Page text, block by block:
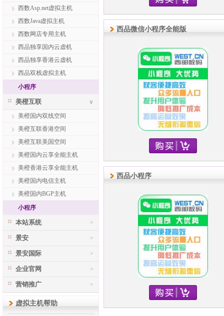
西数Asp.net虚拟主机
西数Java虚拟主机
西数网店专用主机
西品独享国内云虚机
西品独享香港云虚机
西品双栈虚拟主机
小程序
∨
美橙互联
美橙国内双线空间
美橙互联香港空间
美橙互联美国空间
美橙国内云享全能主机
美橙香港云享全能主机
美橙国内电信主机
美橙国内BGP主机
小程序
>
本站系统
>
景安
>
景安国际
>
企业官网
>
营销推广
虚拟主机帮助
西品微信小程序全能版
西品小程序